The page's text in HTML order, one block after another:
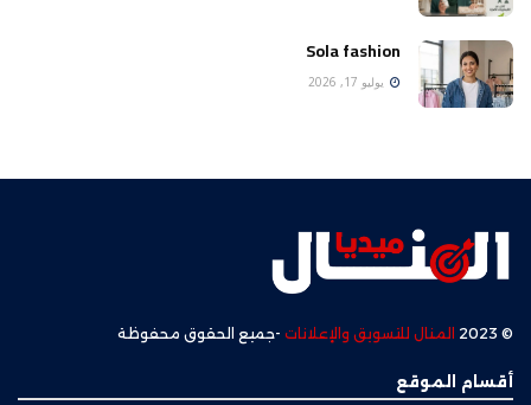
Sola fashion
يوليو 17, 2026
© 2023 المنال للتسويق والإعلانات -جميع الحقوق محفوظة
أقسام الموقع